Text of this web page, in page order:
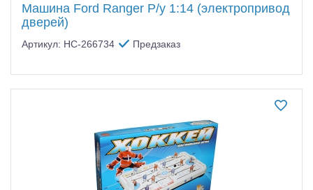
Машина Ford Ranger Р/у 1:14 (электропривод
дверей)
Артикул: HC-266734 Предзаказ